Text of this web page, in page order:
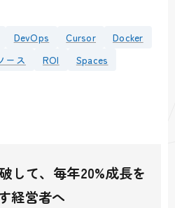
DevOps Cursor
Docker
ース ROI
Spaces
して、毎年20%成長を
経営者へ